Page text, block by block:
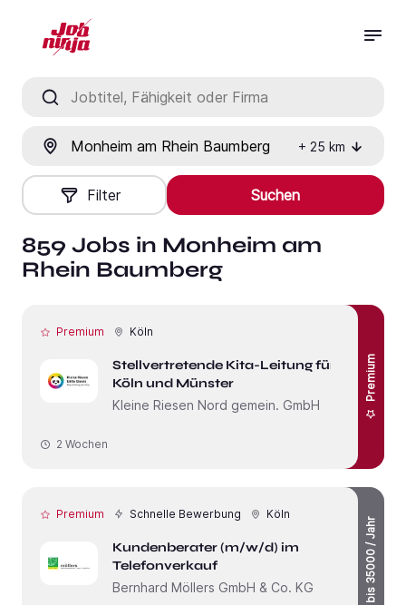
+ 25 km
Filter Suchen
859 Jobs in Monheim am
Rhein Baumberg
Premium Köln
Stellvertretende Kita-Leitung für
Köln und Münster
Kleine Riesen Nord gemein. GmbH
Premium
2 Wochen
Premium Schnelle Bewerbung Köln
Kundenberater (m/w/d) im
Telefonverkauf
Bernhard Möllers GmbH & Co. KG
bis 35000 / Jahr